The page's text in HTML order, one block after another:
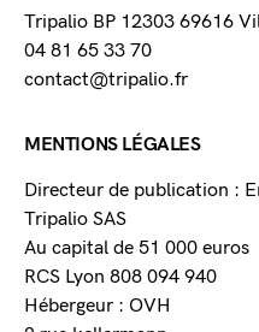
Tripalio BP 12303 69616
04 81 65 33 70
contact@tripalio.fr
MENTIONS LÉGALES
Directeur de publication :
Tripalio SAS
Au capital de 51 000 euros
RCS Lyon 808 094 940
Hébergeur : OVH